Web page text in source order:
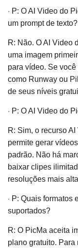
· P: O AI Video do
um prompt de texto?
R: Não. O AI Video
uma imagem
para vídeo. Se
como Runway ou
de seus níveis
· P: O AI Video do
R: Sim, o recurso
permite gerar
padrão. Não há
baixar clipes
resoluções mais
· P: Quais formatos
suportados?
R: O PicMa aceita
plano gratuito.